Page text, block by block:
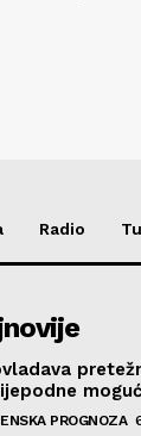
Radio
PROGNOZA